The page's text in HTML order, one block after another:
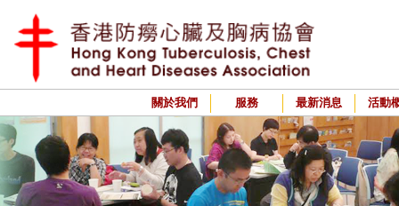
關於我們 服務 最新消息 活動